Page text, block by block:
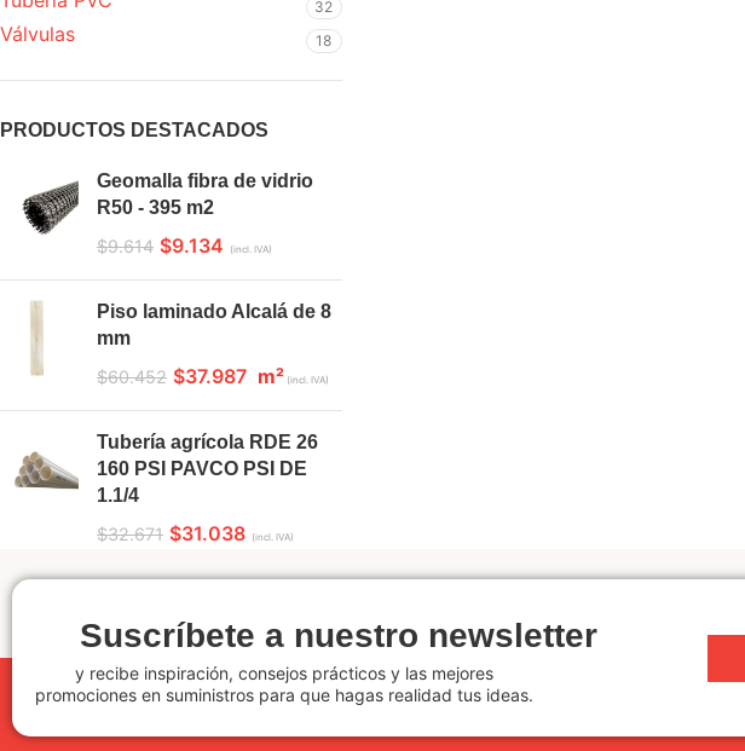
32
Válvulas 18
PRODUCTOS DESTACADOS
Geomalla fibra de vidrio
R50 - 395 m2
$9.614 $9.134 (incl. IVA)
Piso laminado Alcalá de 8
mm
$60.452 $37.987 m² (incl. IVA)
Tubería agrícola RDE 26
160 PSI PAVCO PSI DE
1.1/4
$32.671 $31.038 (incl. IVA)
Suscríbete a nuestro newsletter
y recibe inspiración, consejos prácticos y las mejores
promociones en suministros para que hagas realidad tus ideas.